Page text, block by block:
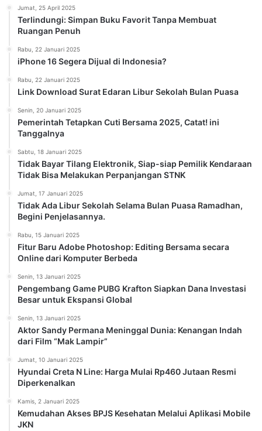
Jumat, 25 April 2025
Terlindungi: Simpan Buku Favorit Tanpa Membuat
Ruangan Penuh
Rabu, 22 Januari 2025
iPhone 16 Segera Dijual di Indonesia?
Rabu, 22 Januari 2025
Link Download Surat Edaran Libur Sekolah Bulan Puasa
Senin, 20 Januari 2025
Pemerintah Tetapkan Cuti Bersama 2025, Catat! ini
Tanggalnya
Sabtu, 18 Januari 2025
Tidak Bayar Tilang Elektronik, Siap-siap Pemilik Kendaraan
Tidak Bisa Melakukan Perpanjangan STNK
Jumat, 17 Januari 2025
Tidak Ada Libur Sekolah Selama Bulan Puasa Ramadhan,
Begini Penjelasannya.
Rabu, 15 Januari 2025
Fitur Baru Adobe Photoshop: Editing Bersama secara
Online dari Komputer Berbeda
Senin, 13 Januari 2025
Pengembang Game PUBG Krafton Siapkan Dana Investasi
Besar untuk Ekspansi Global
Senin, 13 Januari 2025
Aktor Sandy Permana Meninggal Dunia: Kenangan Indah
dari Film “Mak Lampir”
Jumat, 10 Januari 2025
Hyundai Creta N Line: Harga Mulai Rp460 Jutaan Resmi
Diperkenalkan
Kamis, 2 Januari 2025
Kemudahan Akses BPJS Kesehatan Melalui Aplikasi Mobile
JKN